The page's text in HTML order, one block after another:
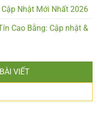
Nhật Mới Nhất 2026
Cao Bằng: Cập nhật &
VIẾT